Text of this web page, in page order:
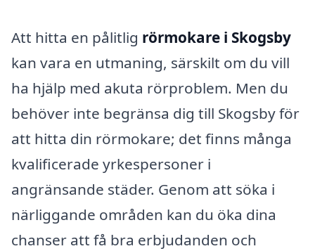
Att hitta en pålitlig rörmokare i Skogsby
kan vara en utmaning, särskilt om du vill
ha hjälp med akuta rörproblem. Men du
behöver inte begränsa dig till Skogsby för
att hitta din rörmokare; det finns många
kvalificerade yrkespersoner i
angränsande städer. Genom att söka i
närliggande områden kan du öka dina
chanser att få bra erbjudanden och